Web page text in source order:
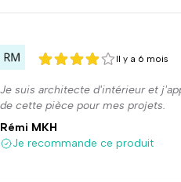
4 sur 5
4 sur 5
Il y a 6 mois
Je suis architecte d'intérieur et
de cette pièce pour mes projets.
Rémi MKH
Je recommande ce produit